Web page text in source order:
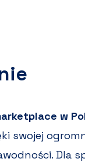
w
swojej
Dla